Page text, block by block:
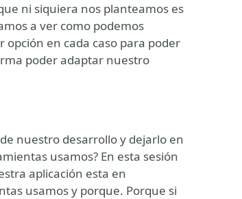
ni siquiera nos planteamos es
a ver como podemos
en cada caso para poder
poder adaptar nuestro
nuestro desarrollo y dejarlo en
usamos? En esta sesión
aplicación esta en
usamos y porque. Porque si